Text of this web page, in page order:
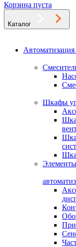
Корзина пуста
Каталог
Шкафы